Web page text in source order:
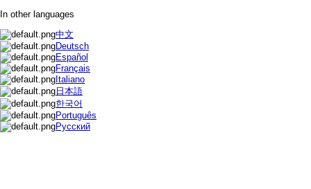
In other languages
中文
Deutsch
Español
Français
Italiano
日本語
한국어
Português
Русский